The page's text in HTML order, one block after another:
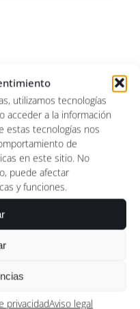
utilizamos tecnologías
acceder a la información
estas tecnologías nos
de
en este sitio. No
puede afectar
y funciones.
privacidadAviso legal